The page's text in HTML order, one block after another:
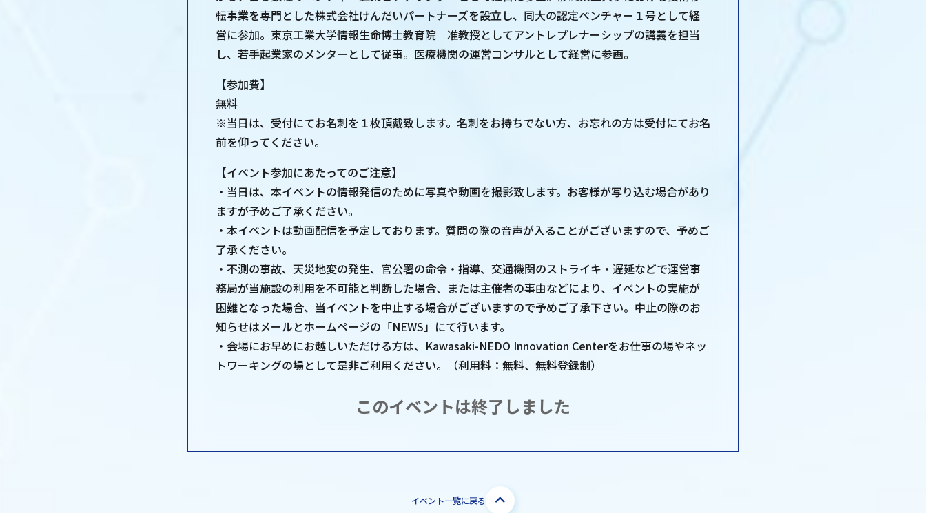
転事業を専門とした株式会社けんだいパートナーズを設立し、同大の認定ベンチャー１号として経
営に参加。東京工業大学情報生命博士教育院 准教授としてアントレプレナーシップの講義を担当
し、若手起業家のメンターとして従事。医療機関の運営コンサルとして経営に参画。
【参加費】
無料
※当日は、受付にてお名刺を１枚頂戴致します。名刺をお持ちでない方、お忘れの方は受付にてお名
前を仰ってください。
【イベント参加にあたってのご注意】
・当日は、本イベントの情報発信のために写真や動画を撮影致します。お客様が写り込む場合があり
ますが予めご了承ください。
・本イベントは動画配信を予定しております。質問の際の音声が入ることがございますので、予めご
了承ください。
・不測の事故、天災地変の発生、官公署の命令・指導、交通機関のストライキ・遅延などで運営事
務局が当施設の利用を不可能と判断した場合、または主催者の事由などにより、イベントの実施が
困難となった場合、当イベントを中止する場合がございますので予めご了承下さい。中止の際のお
知らせはメールとホームページの「NEWS」にて行います。
・会場にお早めにお越しいただける方は、Kawasaki-NEDO Innovation Centerをお仕事の場やネッ
トワーキングの場として是非ご利用ください。（利用料：無料、無料登録制）
このイベントは終了しました
イベント一覧に戻る